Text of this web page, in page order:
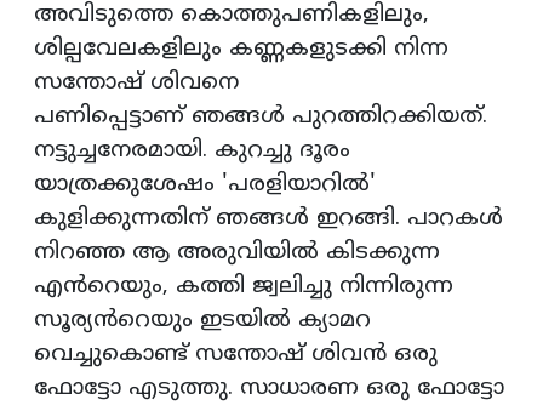
അവിടുത്തെ കൊത്തുപണികളിലും,
ശില്പവേലകളിലും കണ്ണകളുടക്കി നിന്ന
സന്തോഷ് ശിവനെ
പണിപ്പെട്ടാണ് ഞങ്ങൾ പുറത്തിറക്കിയത്.
നട്ടുച്ചനേരമായി. കുറച്ചു ദൂരം
യാത്രക്കുശേഷം 'പരളിയാറിൽ'
കുളിക്കുന്നതിന് ഞങ്ങൾ ഇറങ്ങി. പാറകൾ
നിറഞ്ഞ ആ അരുവിയിൽ കിടക്കുന്ന
എൻറെയും, കത്തി ജ്വലിച്ചു നിന്നിരുന്ന
സൂര്യൻറെയും ഇടയിൽ ക്യാമറ
വെച്ചുകൊണ്ട് സന്തോഷ് ശിവൻ ഒരു
ഫോട്ടോ എടുത്തു. സാധാരണ ഒരു ഫോട്ടോ